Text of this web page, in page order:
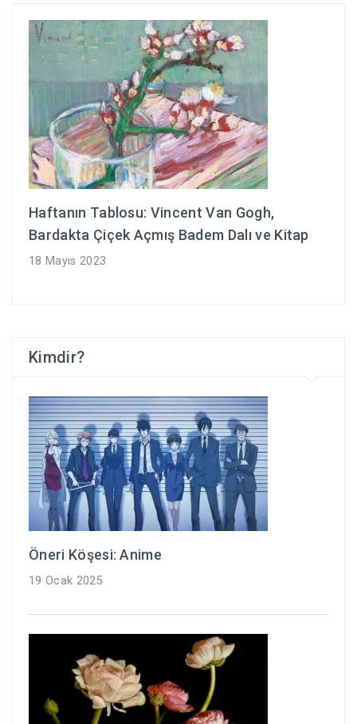
Haftanın Tablosu: Vincent Van Gogh,
Bardakta Çiçek Açmış Badem Dalı ve Kitap
18 Mayıs 2023
Kimdir?
Öneri Köşesi: Anime
19 Ocak 2025